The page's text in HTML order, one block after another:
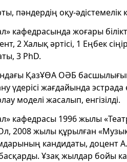
пәндердің оқу-
кафедрасында жоғары
2 Халық әртісі, 1 Еңбек
3 PhD.
ҚазҰӨА ОӘБ
үдерісі жағдайында
моделі жасалып, енгізілді.
кафедрасы 1996 жылы
2008 жылы құрылған
кандидаты, доцент
басқарды. Ұзақ жылдар бойы